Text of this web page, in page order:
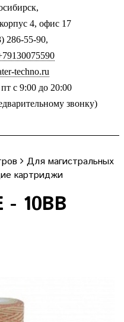
4, офис 17
286-55-90,
techno.ru
с 9:00 до 20:00
звонку)
Для магистральных
картриджи
10BB